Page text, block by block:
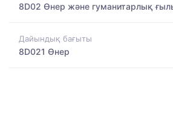
8D02 Өнер және гуманитарлық
Дайындық бағыты
8D021 Өнер